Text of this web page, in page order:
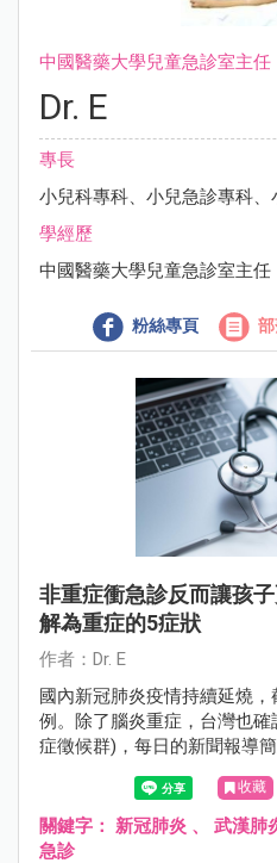
中國醫藥大學兒童急診室主任
Dr. E
專長
小兒科專科、小兒急診專科、
學經歷
中國醫藥大學兒童急診室主任
粉絲專頁
非重症衝急診反而讓孩
解為重症的5症狀
作者：Dr. E
國內新冠肺炎疫情持續延燒
例。除了腦炎重症，台灣也
症徵候群)，每日的新聞報導
科醫師建議家長，在現今的
看診，或到急診室可能需要
要學習如何正確評估孩子的生
了五個確診新冠肺炎後，家長
收藏
關鍵字： 新冠肺炎 、 武漢肺
急診